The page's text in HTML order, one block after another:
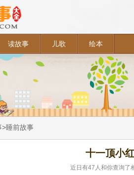
读故事 儿歌 绘本
>睡前故事
十一顶小
近日有47 人和你查询了